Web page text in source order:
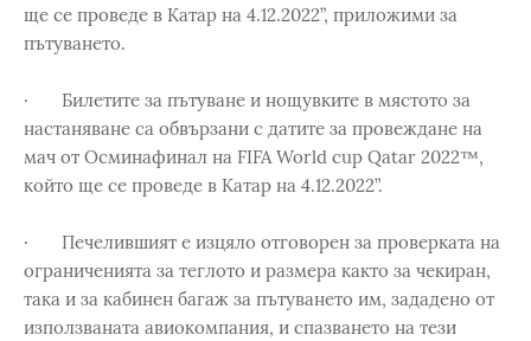
ще се проведе в Катар на 4.12.2022”, приложими за
пътуването.
· Билетите за пътуване и нощувките в мястото за
настаняване са обвързани с датите за провеждане на
мач от Осминафинал на FIFA World cup Qatar 2022™,
който ще се проведе в Катар на 4.12.2022”.
· Печелившият e изцяло отговорен за проверката на
ограниченията за теглото и размера както за чекиран,
така и за кабинен багаж за пътуването им, зададено от
използваната авиокомпания, и спазването на тези